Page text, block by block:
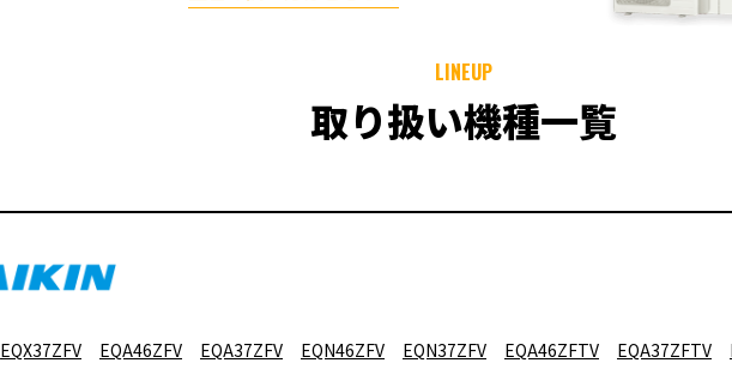
LINEUP
取り扱い機種一覧
EQX37ZFV EQA46ZFV EQA37ZFV EQN46ZFV EQN37ZFV EQA46ZFTV EQA37ZFTV